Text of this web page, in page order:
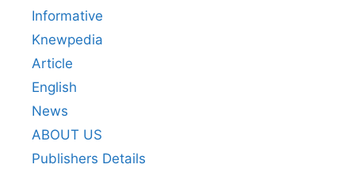
Informative
Knewpedia
Article
English
News
ABOUT US
Publishers Details